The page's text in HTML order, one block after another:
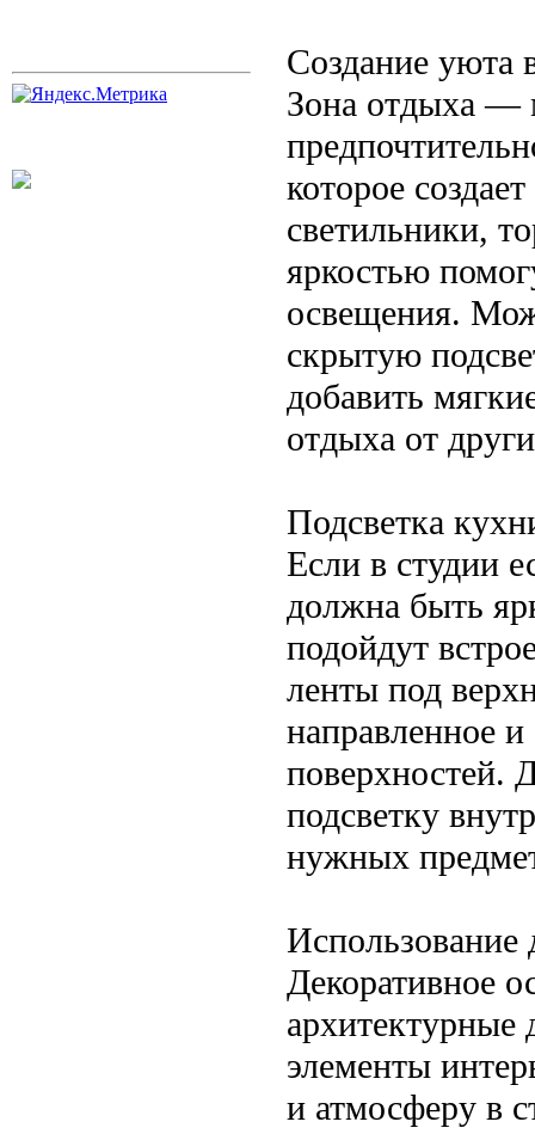
Создание уюта
Зона отдыха —
которое
светильники,
яркостью
освещения.
скрытую
добавить
отдыха от
Подсветка
Если в студии
должна быть
подойдут
ленты под
направленное
поверхностей.
подсветку
нужных
Использование
Декоративное
архитектурные
элементы
и атмосферу в